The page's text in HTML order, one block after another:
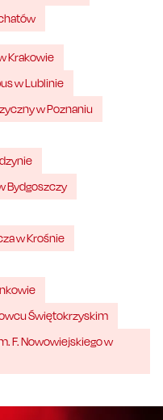
Krakowie
w Lublinie
w Poznaniu
Bydgoszczy
w Krośnie
Świętokrzyskim
F. Nowowiejskiego w